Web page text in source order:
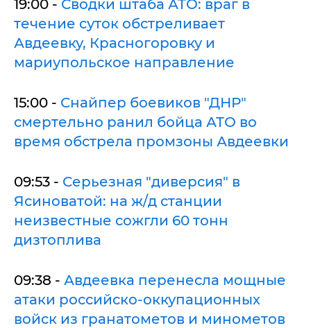
19:00 - Сводки штаба АТО: враг в
течение суток обстреливает
Авдеевку, Красногоровку и
мариупольское направление
15:00 - Снайпер боевиков "ДНР"
смертельно ранил бойца АТО во
время обстрела промзоны Авдеевки
09:53 - Серьезная "диверсия" в
Ясиноватой: на ж/д станции
неизвестные сожгли 60 тонн
дизтоплива
09:38 - Авдеевка перенесла мощные
атаки российско-оккупационных
войск из гранатометов и минометов